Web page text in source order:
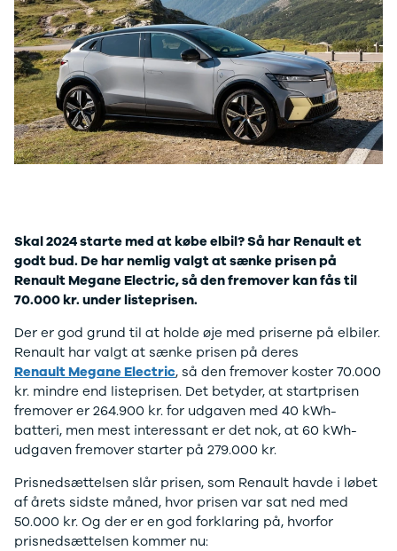
Modeller
Anmeldelser
Privatleasing
Tilbud
EX90
Modeller
Anmeldelser
Privatleasing
Tilbud
Anmeldelser
Tilbud
XC90
Modeller
Privatleasing
Tilbud
Renault
Twingo
Electric
Modeller
Privatleasing
5 Electric
Modeller
Anmeldelser
Privatleasing
biltyper
Elbiler
Benzinbil
Dieselbil
Hybrid
SUV
Stationcar
Lille bil
Varebiler
automatgear
Elbiler
Se alle
elbiler
Renault
Elbil med
træk
Billig elbil
Lille elbil
Vis alle
brugte biler
Vis alle
brugte
elbiler
Budget
Sporing
Renault
Lej en
Bilplejepakker
Værksted
Om
Book
værkstedstid
Lej en
Service på
abonnement
Guide til dæk
Vinterdæk
Sommerdæk
Helårsdæk
Byer
Holstebro
Viborg
Skive
Skal 2024 starte med at købe elbil? Så har Renault et
godt bud. De har nemlig valgt at sænke prisen på
Renault Megane Electric, så den fremover kan fås til
70.000 kr. under listeprisen.
Der er god grund til at holde øje med priserne på elbiler.
Renault har valgt at sænke prisen på deres
Renault Megane Electric, så den fremover koster 70.000
kr. mindre end listeprisen. Det betyder, at startprisen
fremover er 264.900 kr. for udgaven med 40 kWh-
batteri, men mest interessant er det nok, at 60 kWh-
udgaven fremover starter på 279.000 kr.
Prisnedsættelsen slår prisen, som Renault havde i løbet
af årets sidste måned, hvor prisen var sat ned med
50.000 kr. Og der er en god forklaring på, hvorfor
prisnedsættelsen kommer nu: